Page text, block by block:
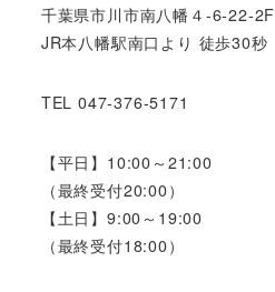
千葉県市川市南八幡４-6-22-2F
JR本八幡駅南口より 徒歩30秒
TEL 047-376-5171
【平日】10:00～21:00
（最終受付20:00）
【土日】9:00～19:00
（最終受付18:00）